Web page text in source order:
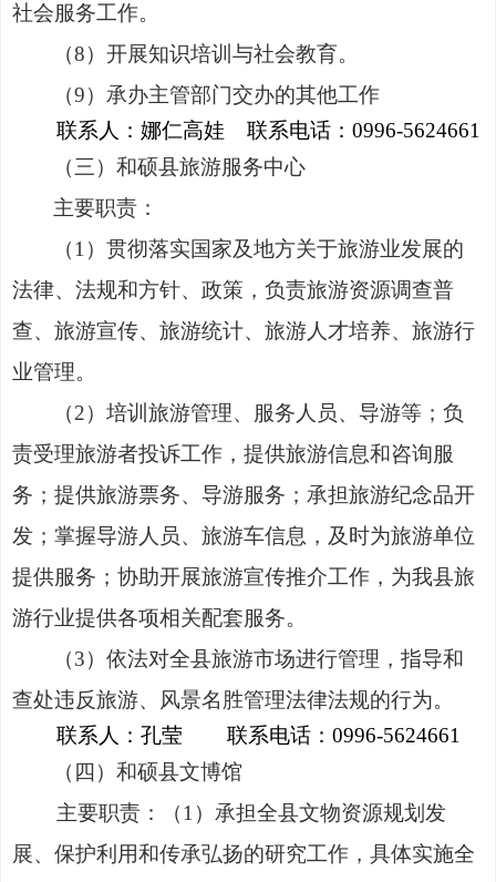
社会服务工作。
（8）开展知识培训与社会教育。
（9）承办主管部门交办的其他工作
联系人： 娜仁高娃 联系电话： 0996-5624661
（三）和硕县旅游服务中心
主要职责：
（1）贯彻落实国家及地方关于旅游业发展的
法律、法规和方针、政策，负责旅游资源调查普
查、旅游宣传、旅游统计、旅游人才培养、旅游行
业管理。
（2）培训旅游管理、服务人员、导游等；负
责受理旅游者投诉工作，提供旅游信息和咨询服
务；提供旅游票务、导游服务；承担旅游纪念品开
发；掌握导游人员、旅游车信息，及时为旅游单位
提供服务；协助开展旅游宣传推介工作，为我县旅
游行业提供各项相关配套服务。
（3）依法对全县旅游市场进行管理，指导和
查处违反旅游、风景名胜管理法律法规的行为。
联系人：孔莹 联系电话： 0996-5624661
（四）和硕县文博馆
主要职责：（1）承担全县文物资源规划发
展、保护利用和传承弘扬的研究工作，具体实施全